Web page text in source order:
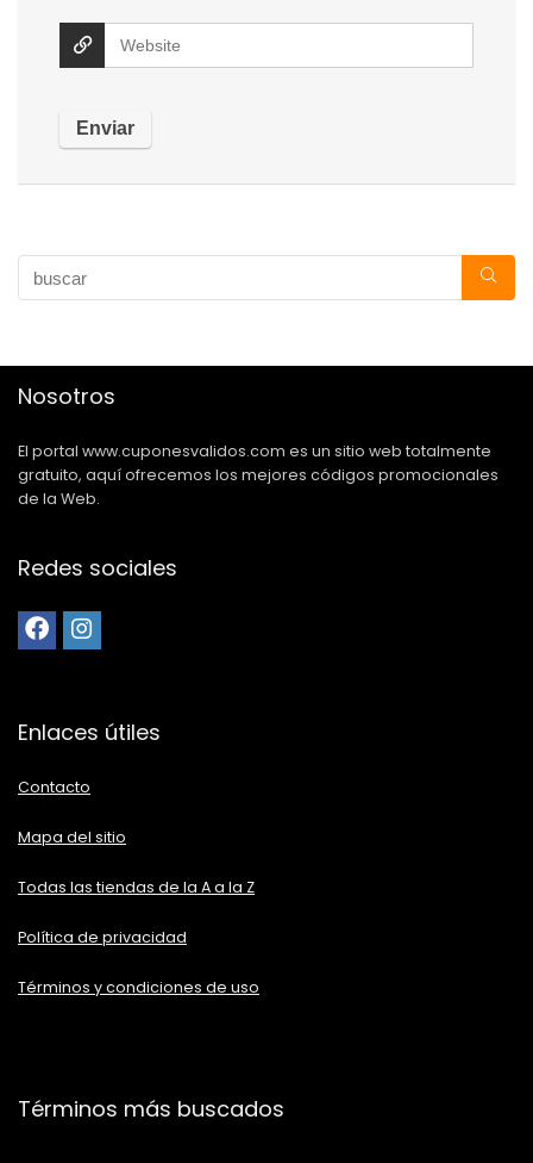
Nosotros
El portal www.cuponesvalidos.com es un sitio web totalmente
gratuito, aquí ofrecemos los mejores códigos promocionales
de la Web.
Redes sociales
Enlaces útiles
Contacto
Mapa del sitio
Todas las tiendas de la A a la Z
Política de privacidad
Términos y condiciones de uso
Términos más buscados